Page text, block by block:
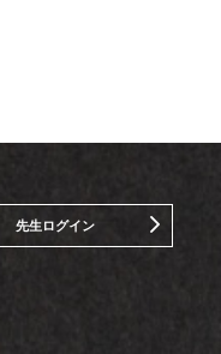
先生ログイン